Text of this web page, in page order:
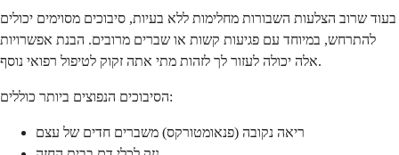
בעוד שרוב הצלעות השבורות מחלימות ללא בעיות, סיבוכים מסוימים יכולים
להתרחש, במיוחד עם פגיעות קשות או שברים מרובים. הבנת אפשרויות
אלה יכולה לעזור לך לזהות מתי אתה זקוק לטיפול רפואי נוסף.
הסיבוכים הנפוצים ביותר כוללים:
ריאה נקובה (פנאומטורקס) משברים חדים של עצם